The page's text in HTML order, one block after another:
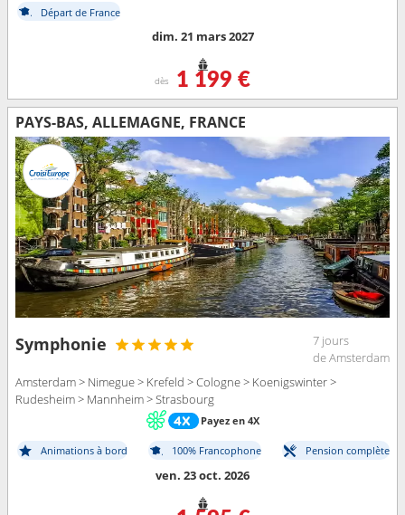
Départ de France
dim. 21 mars 2027
dès 1 199 €
PAYS-BAS, ALLEMAGNE, FRANCE
Symphonie
7 jours
de Amsterdam
Amsterdam > Nimegue > Krefeld > Cologne > Koenigswinter >
Rudesheim > Mannheim > Strasbourg
Payez en 4X
Animations à bord 100% Francophone Pension complète
ven. 23 oct. 2026